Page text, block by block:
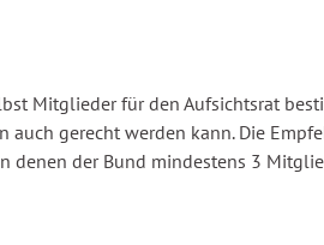
Mitglieder für den Aufsichtsrat
gerecht werden kann. Die
der Bund mindestens 3